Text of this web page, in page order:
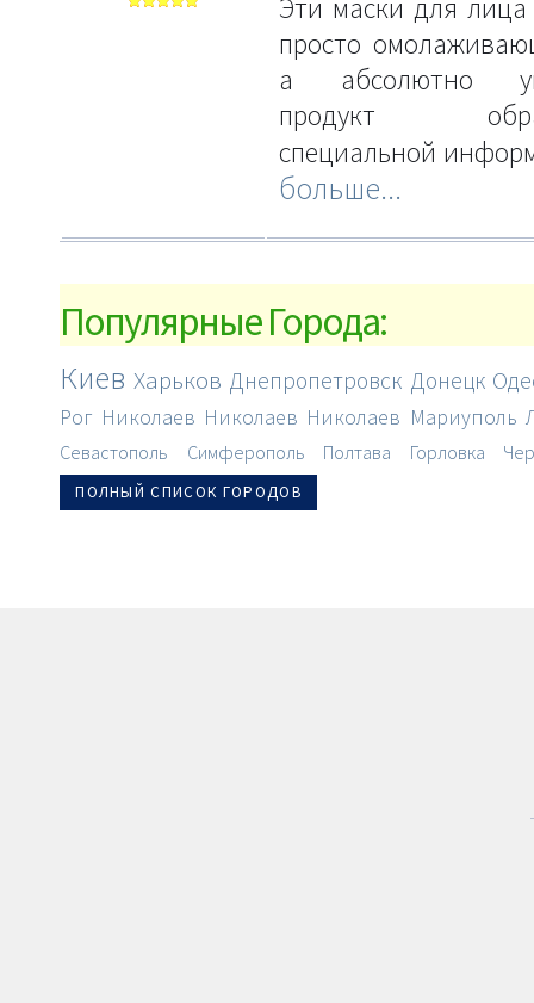
Эти маски для
просто
а абсолютно
продукт
специальной
больше...
Популярные Города:
Киев Харьков Днепропетровск Донецк
Рог Николаев Николаев Николаев Мариуполь
Севастополь Симферополь Полтава Горловка
ПОЛНЫЙ СПИСОК ГОРОДОВ